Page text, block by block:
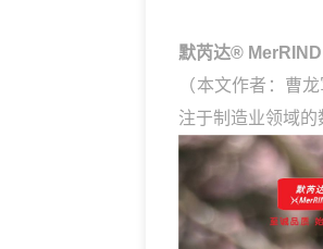
默芮达®
（本文作者：曹
注于制造业领域的